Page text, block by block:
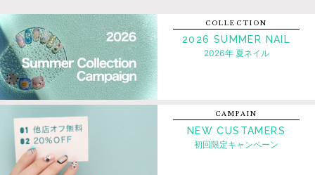
COLLECTION
2026 SUMMER NAIL
2026年 夏ネイル
CAMPAIN
NEW CUSTAMERS
初回限定キャンペーン